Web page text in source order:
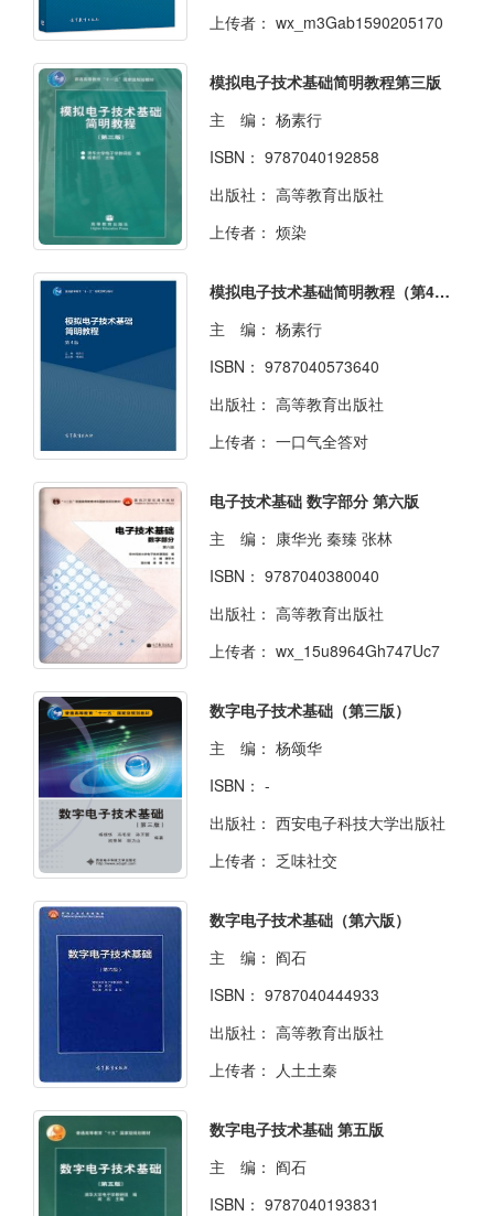
上传者： wx_m3Gab1590205170
模拟电子技术基础简明教程第三版
主 编： 杨素行
ISBN： 9787040192858
出版社： 高等教育出版社
上传者： 烦染
模拟电子技术基础简明教程（第4版）
主 编： 杨素行
ISBN： 9787040573640
出版社： 高等教育出版社
上传者： 一口气全答对
电子技术基础 数字部分 第六版
主 编： 康华光 秦臻 张林
ISBN： 9787040380040
出版社： 高等教育出版社
上传者： wx_15u8964Gh747Uc7
数字电子技术基础（第三版）
主 编： 杨颂华
ISBN： -
出版社： 西安电子科技大学出版社
上传者： 乏味社交
数字电子技术基础（第六版）
主 编： 阎石
ISBN： 9787040444933
出版社： 高等教育出版社
上传者： 人土土秦
数字电子技术基础 第五版
主 编： 阎石
ISBN： 9787040193831